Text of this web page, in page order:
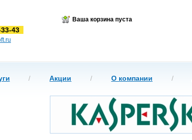
43
Ваша корзина пуста
/ Акции / О компании /